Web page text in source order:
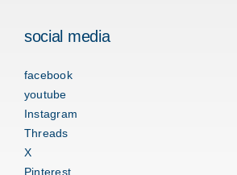
social media
facebook
youtube
Instagram
Threads
X
Pinterest